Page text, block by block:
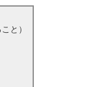
と）